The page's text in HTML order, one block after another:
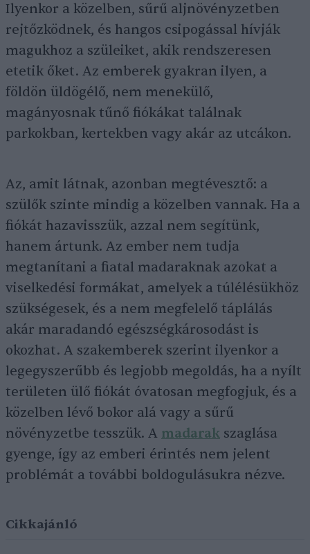
Ilyenkor a közelben, sűrű aljnövényzetben
rejtőzködnek, és hangos csipogással hívják
magukhoz a szüleiket, akik rendszeresen
etetik őket. Az emberek gyakran ilyen, a
földön üldögélő, nem menekülő,
magányosnak tűnő fiókákat találnak
parkokban, kertekben vagy akár az utcákon.
Az, amit látnak, azonban megtévesztő: a
szülők szinte mindig a közelben vannak. Ha a
fiókát hazavisszük, azzal nem segítünk,
hanem ártunk. Az ember nem tudja
megtanítani a fiatal madaraknak azokat a
viselkedési formákat, amelyek a túlélésükhöz
szükségesek, és a nem megfelelő táplálás
akár maradandó egészségkárosodást is
okozhat. A szakemberek szerint ilyenkor a
legegyszerűbb és legjobb megoldás, ha a nyílt
területen ülő fiókát óvatosan megfogjuk, és a
közelben lévő bokor alá vagy a sűrű
növényzetbe tesszük. A madarak szaglása
gyenge, így az emberi érintés nem jelent
problémát a további boldogulásukra nézve.
Cikkajánló